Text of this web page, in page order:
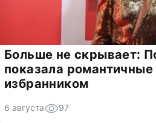
Больше не скрывает:
показала
избранником
6 августа 97